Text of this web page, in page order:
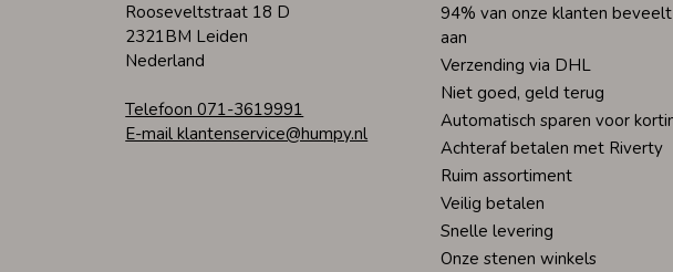
Rooseveltstraat 18 D
2321BM Leiden
Nederland
Telefoon 071-3619991
E-mail klantenservice@humpy.nl
94% van onze klanten
aan
Verzending via DHL
Niet goed, geld terug
Automatisch sparen voor
Achteraf betalen met Riverty
Ruim assortiment
Veilig betalen
Snelle levering
Onze stenen winkels